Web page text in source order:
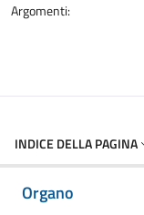
Argomenti:
INDICE DELLA PAGINA
Organo